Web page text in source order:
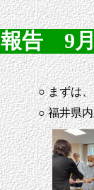
報告 9月
○ まずは
○ 福井県